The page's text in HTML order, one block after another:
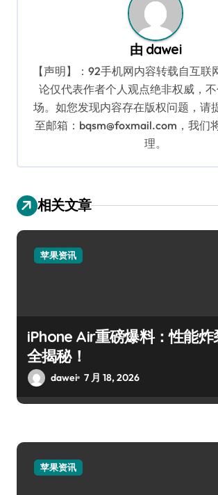
由 dawei
【声明】：92手机网内容转载自互联
论仅代表作者个人观点绝非权威，
场。如您发现内容存在版权问题，请
至邮箱：bqsm@foxmail.com，我们
理。
相关文章
苹果资讯
iPhone Air重磅爆料：性能炸
全揭秘！
dawei 7 月 18, 2026
苹果资讯